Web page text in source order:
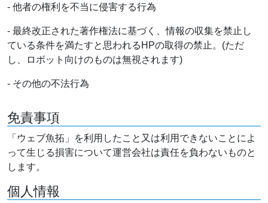
- 他者の権利を不当に侵害する行為
- 最終改正された著作権法に基づく、情報の収集を禁止し
ている条件を満たすと思われるHPの取得の禁止。(ただ
し、ロボット向けのものは無視されます)
- その他の不法行為
免責事項
「ウェブ魚拓」を利用したこと又は利用できないことによ
って生じる損害について運営会社は責任を負わないものと
します。
個人情報